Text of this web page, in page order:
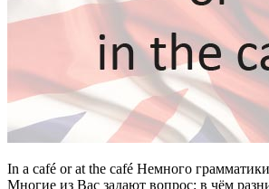
In a café or at the café Немного
Многие из Вас задают вопрос: в чём